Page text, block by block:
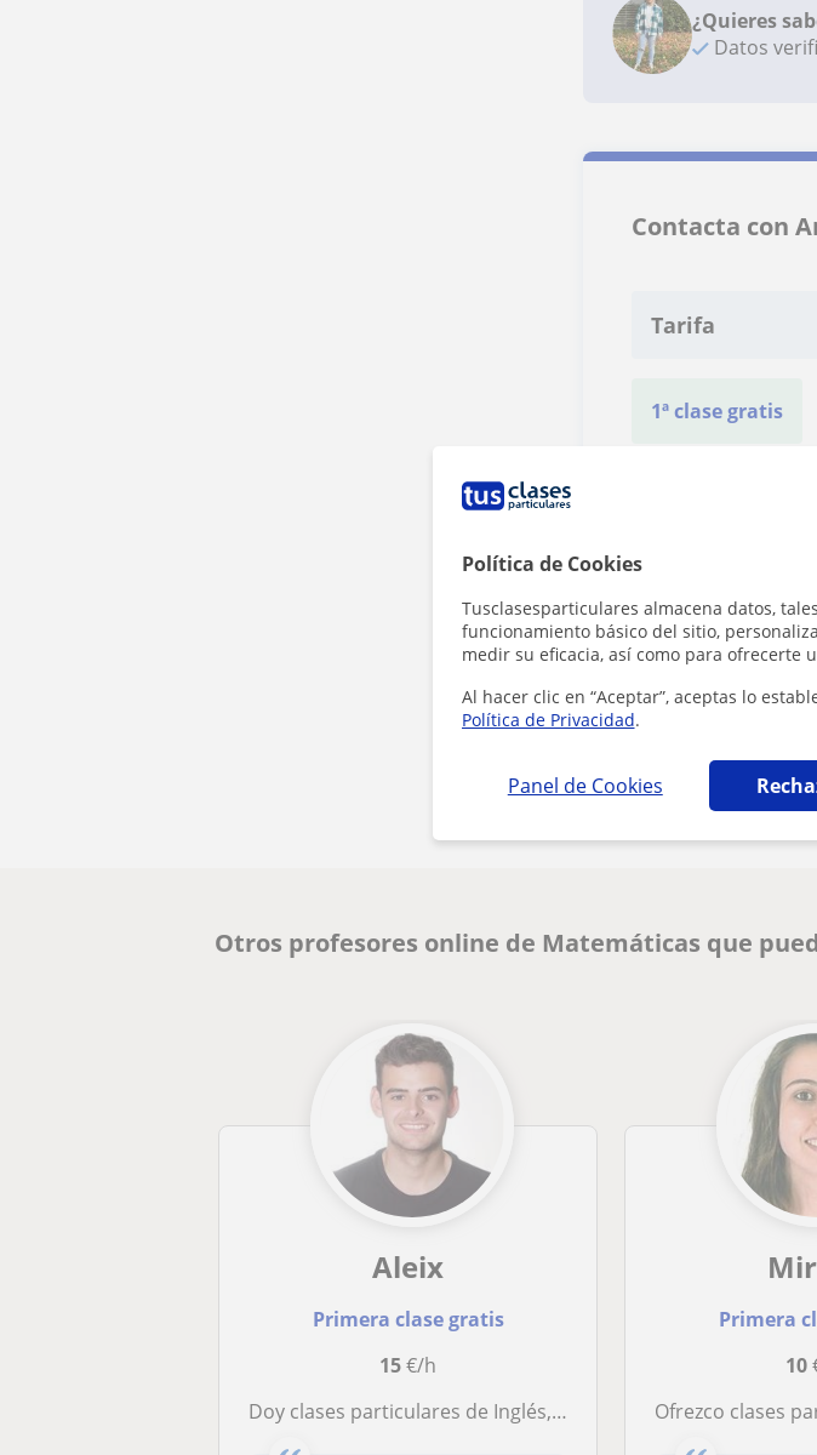
Política de Cookies
Tusclasesparticulares almacena datos,
funcionamiento básico del sitio,
medir su eficacia, así como para ofrecerte
Al hacer clic en “Aceptar”, aceptas lo
Política de Privacidad.
Panel de Cookies
¿Quieres
Datos
Contacta con
Tarifa
1ª clase gratis
¿Hay algún error en
Otros profesores online de Matemáticas que
Aleix
Primera clase gratis
15€/h
Doy clases particulares de Inglés, Matemáticas y/o Refuerzo General (ESO y Bachiller)
Primera
10
Ofrezco clases particulares online de Química